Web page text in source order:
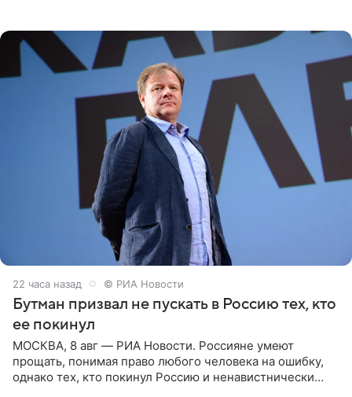
22 часа назад © РИА Новости
Бутман призвал не пускать в Россию тех, кто
ее покинул
МОСКВА, 8 авг — РИА Новости. Россияне умеют
прощать, понимая право любого человека на ошибку,
однако тех, кто покинул Россию и ненавистнически